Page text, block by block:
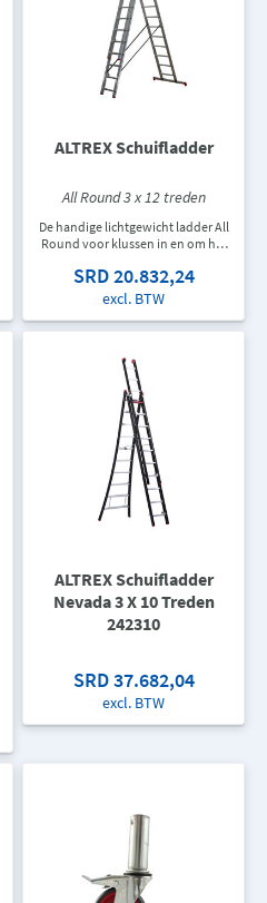
ALTREX Schuifladder
All Round 3 x 12 treden
De handige lichtgewicht ladder All
Round voor klussen in en om het
kan zowel opgestoken als in de A-
stand opgezet worden. De ladder
groot antislip stavlak, een
een veiligheidspal. Maximale
hoogte is 7.65 meter.
SRD 20.832,24
excl. BTW
ALTREX Schuifladder
Nevada 3 X 10 Treden
242310
SRD 37.682,04
excl. BTW